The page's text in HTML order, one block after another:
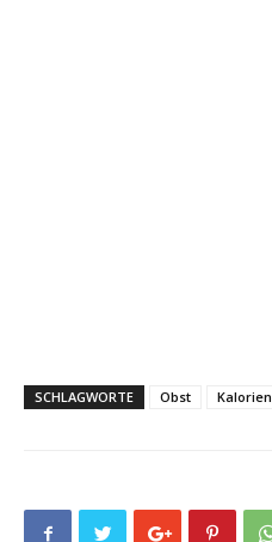
SCHLAGWORTE Obst Kalorien